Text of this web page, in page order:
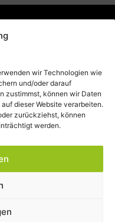
wir Technologien wie
und/oder darauf
zustimmst, können wir Daten
dieser Website verarbeiten.
zurückziehst, können
werden.